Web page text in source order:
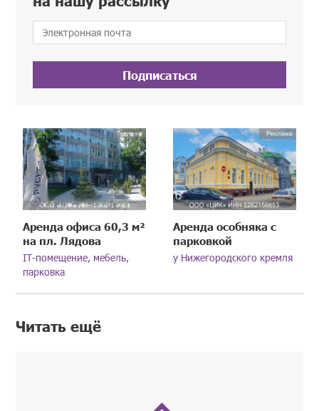
Подписаться
Аренда офиса 60,3 м²
на пл. Лядова
IT-помещение, мебель,
парковка
Аренда особняка с
парковкой
у Нижегородского кремля
Читать ещё